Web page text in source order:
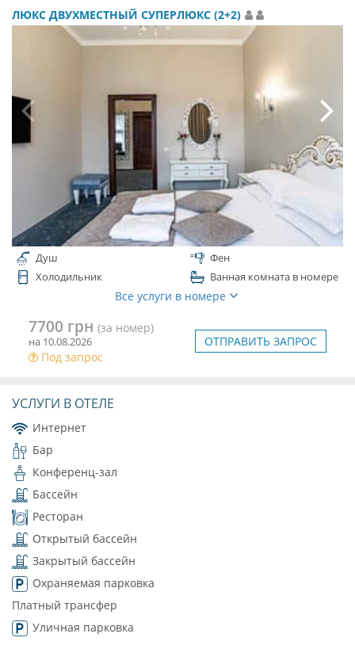
ЛЮКС ДВУХМЕСТНЫЙ СУПЕРЛЮКС (2+2)
Душ
Фен
Холодильник
Ванная комната в номере
Все услуги в номере
7700 грн (за номер)
на 10.08.2026
Под запрос
ОТПРАВИТЬ ЗАПРОС
УСЛУГИ В ОТЕЛЕ
Интернет
Бар
Конференц-зал
Бассейн
Ресторан
Открытый бассейн
Закрытый бассейн
Охраняемая парковка
Платный трансфер
Уличная парковка